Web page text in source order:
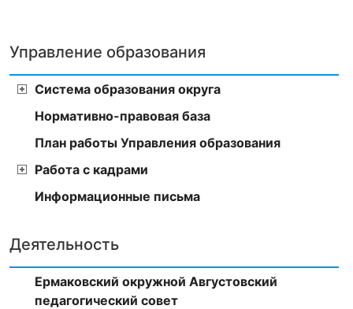
Управление образования
Система образования округа
Нормативно-правовая база
План работы Управления образования
Работа с кадрами
Информационные письма
Деятельность
Ермаковский окружной Августовский
педагогический совет